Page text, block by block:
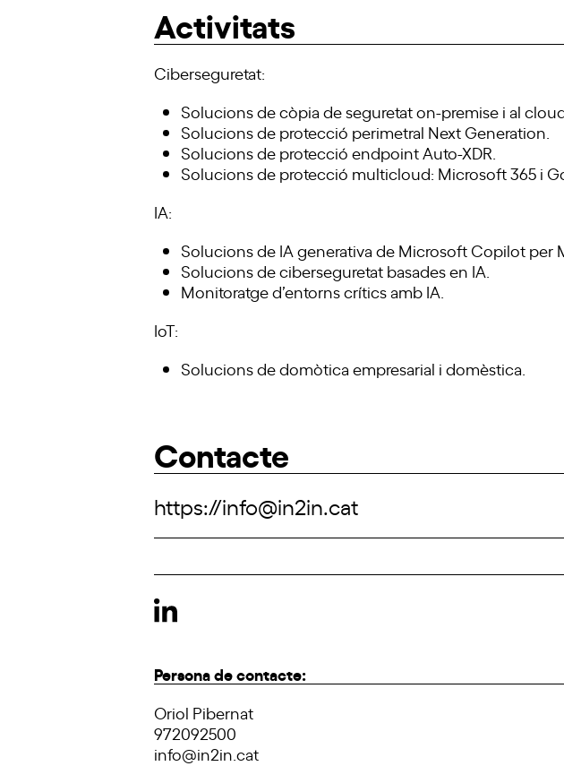
Activitats
Ciberseguretat:
Solucions de còpia de seguretat on-premise i al
Solucions de protecció perimetral Next Generation.
Solucions de protecció endpoint Auto-XDR.
Solucions de protecció multicloud: Microsoft 365 i
IA:
Solucions de IA generativa de Microsoft Copilot per
Solucions de ciberseguretat basades en IA.
Monitoratge d’entorns crítics amb IA.
IoT:
Solucions de domòtica empresarial i domèstica.
Contacte
https://info@in2in.cat
Persona de contacte:
Oriol Pibernat
972092500
info@in2in.cat